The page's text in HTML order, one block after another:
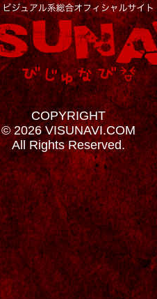
COPYRIGHT
© 2026 VISUNAVI.COM
All Rights Reserved.